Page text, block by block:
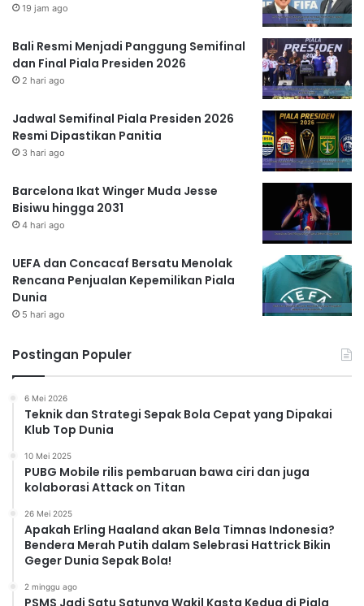
19 jam ago
Bali Resmi Menjadi Panggung Semifinal
dan Final Piala Presiden 2026
2 hari ago
Jadwal Semifinal Piala Presiden 2026
Resmi Dipastikan Panitia
3 hari ago
Barcelona Ikat Winger Muda Jesse
Bisiwu hingga 2031
4 hari ago
UEFA dan Concacaf Bersatu Menolak
Rencana Penjualan Kepemilikan Piala
Dunia
5 hari ago
Postingan Populer
6 Mei 2026
Teknik dan Strategi Sepak Bola Cepat yang Dipakai
Klub Top Dunia
10 Mei 2025
PUBG Mobile rilis pembaruan bawa ciri dan juga
kolaborasi Attack on Titan
26 Mei 2025
Apakah Erling Haaland akan Bela Timnas Indonesia?
Bendera Merah Putih dalam Selebrasi Hattrick Bikin
Geger Dunia Sepak Bola!
2 minggu ago
PSMS Jadi Satu Satunya Wakil Kasta Kedua di Piala